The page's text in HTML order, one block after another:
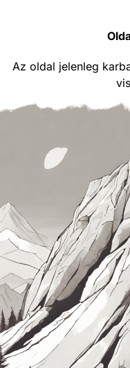
Az oldal jelenleg